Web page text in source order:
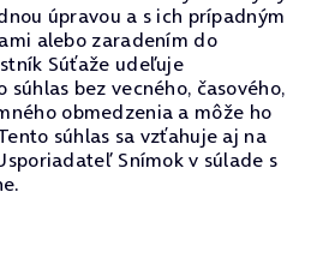
úpravou a s ich prípadným
alebo zaradením do
Súťaže udeľuje
bez vecného, časového,
obmedzenia a môže ho
súhlas sa vzťahuje aj na
Snímok v súlade s